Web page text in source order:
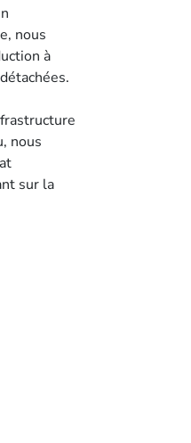
nous
à
nous
sur la